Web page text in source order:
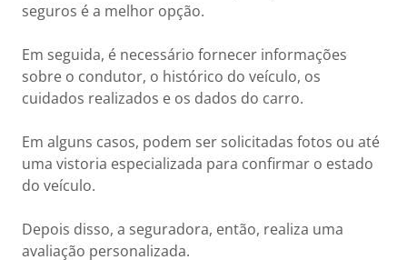
seguros é a melhor opção.
Em seguida, é necessário fornecer informações
sobre o condutor, o histórico do veículo, os
cuidados realizados e os dados do carro.
Em alguns casos, podem ser solicitadas fotos ou até
uma vistoria especializada para confirmar o estado
do veículo.
Depois disso, a seguradora, então, realiza uma
avaliação personalizada.